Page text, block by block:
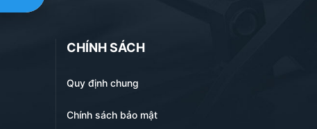
CHÍNH SÁCH
Quy định chung
Chính sách bảo mật